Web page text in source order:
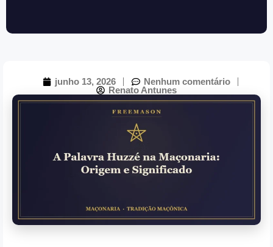
junho 13, 2026
Nenhum comentário
Renato Antunes